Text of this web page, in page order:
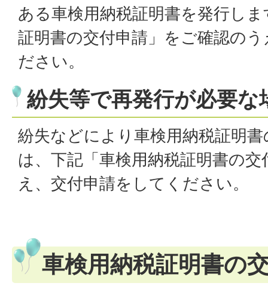
ある車検用納税証明書を発行し
証明書の交付申請」をご確認の
ださい。
紛失等で再発行が必要な
紛失などにより車検用納税証明
は、下記「車検用納税証明書の
え、交付申請をしてください。
車検用納税証明書の